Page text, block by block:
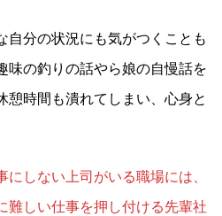
自分の状況にも気がつくことも
味の釣りの話やら娘の自慢話を
憩時間も潰れてしまい、心身と
しない上司がいる職場には、
難しい仕事を押し付ける先輩社